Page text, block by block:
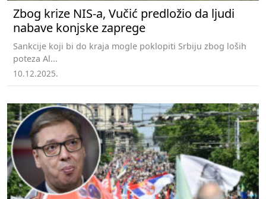
Zbog krize NIS-a, Vučić predložio da ljudi
nabave konjske zaprege
Sankcije koji bi do kraja mogle poklopiti Srbiju zbog loših
poteza Al...
10.12.2025.